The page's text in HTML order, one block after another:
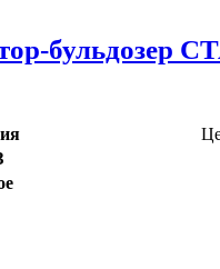
бульдозер